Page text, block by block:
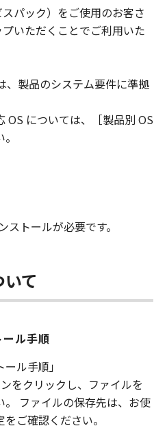
パック）をご使用のお客さ
いただくことでご利用いた
、製品のシステム要件に準拠
OS については、［製品別 OS
トールが必要です。
て
ル手順
ル手順」
をクリックし、ファイルを
ファイルの保存先は、お使
ご確認ください。